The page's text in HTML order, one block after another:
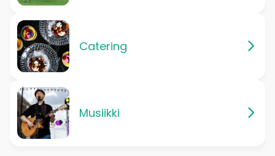
Catering
Musiikki